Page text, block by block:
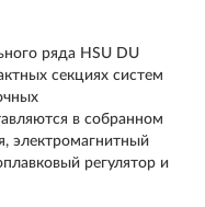
ряда HSU DU
секциях систем
в собранном
электромагнитный
регулятор и